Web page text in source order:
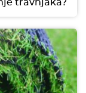
travnjaka?